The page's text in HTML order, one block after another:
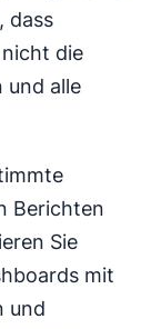
dass
die
und alle
Berichten
Sie
mit
und